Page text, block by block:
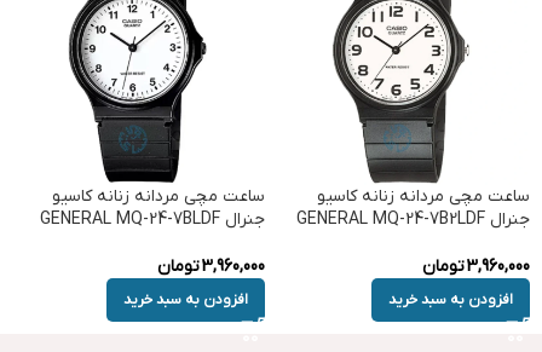
ساعت مچی مردانه زنانه کاسیو
جنرال GENERAL MQ-24-7B2LDF
3,960,000تومان
افزودن به سبد خرید
ساعت مچی مردانه زنانه کاسیو
جنرال GENERAL MQ-24-7BLDF
3,960,000تومان
افزودن به سبد خرید